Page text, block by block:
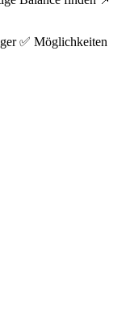
✅ Möglichkeiten